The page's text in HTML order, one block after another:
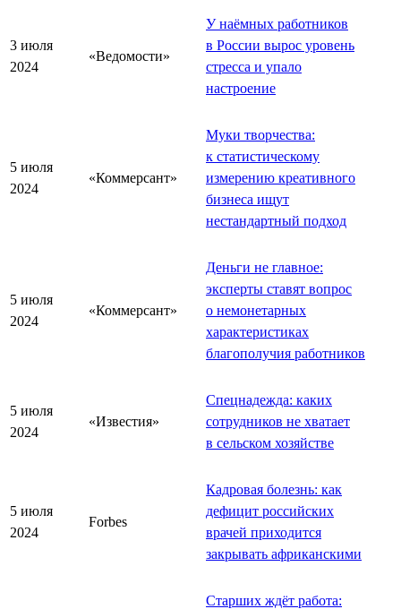
3 июля
2024
«Ведомости»
У наёмных работников
в России вырос уровень
стресса и упало
настроение
5 июля
2024
«Коммерсант»
Муки творчества:
к статистическому
измерению креативного
бизнеса ищут
нестандартный подход
5 июля
2024
«Коммерсант»
Деньги не главное:
эксперты ставят вопрос
о немонетарных
характеристиках
благополучия работников
5 июля
2024
«Известия»
Спецнадежда: каких
сотрудников не хватает
в сельском хозяйстве
5 июля
2024
Forbes
Кадровая болезнь: как
дефицит российских
врачей приходится
закрывать африканскими
Старших ждёт работа: